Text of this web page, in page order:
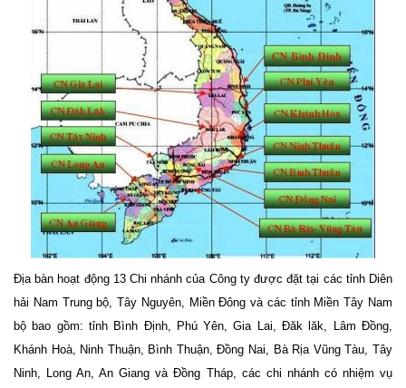
Địa bàn hoạt động 13 Chi nhánh của Công ty được đặt tại các tỉnh Diên
hải Nam Trung bộ, Tây Nguyên, Miền Đông và các tỉnh Miền Tây Nam
bộ bao gồm: tỉnh Bình Định, Phú Yên, Gia Lai, Đăk lăk, Lâm Đồng,
Khánh Hoà, Ninh Thuận, Bình Thuận, Đồng Nai, Bà Rịa Vũng Tàu, Tây
Ninh, Long An, An Giang và Đồng Tháp, các chi nhánh có nhiệm vụ